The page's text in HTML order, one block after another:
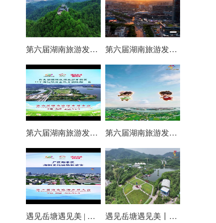
第六届湖南旅游发展大会丨岳塘区：一村一景 一步一趣 第六届湖南旅游发展大会丨阿莲潭宝带你云游岳塘（二）
第六届湖南旅游发展大会丨仰天湖国际休闲旅游度假区17个游玩项目全线开放嗨翻一夏 第六届湖南旅游发展大会丨阿莲潭宝带你云游岳塘
遇见岳塘遇见美 | 厂区即景区，湘钢文化园焕新迎客！ 遇见岳塘遇见美丨盘龙大观园提质焕新迎八方客